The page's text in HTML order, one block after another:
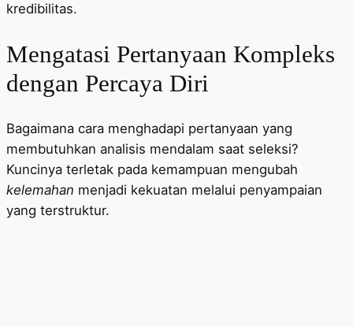
kredibilitas.
Mengatasi Pertanyaan Kompleks
dengan Percaya Diri
Bagaimana cara menghadapi pertanyaan yang
membutuhkan analisis mendalam saat seleksi?
Kuncinya terletak pada kemampuan mengubah
kelemahan menjadi kekuatan melalui penyampaian
yang terstruktur.